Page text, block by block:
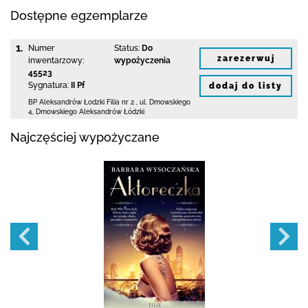
Dostępne egzemplarze
1.
Numer
inwentarzowy:
45523
Sygnatura:
II Pf
Status: Do
wypożyczenia
BP Aleksandrów Łodzki Filia nr 2
ul. Dmowskiego
4 Dmowskiego Aleksandrów Łódzki
zarezerwuj
dodaj do listy
Najczęściej wypożyczane